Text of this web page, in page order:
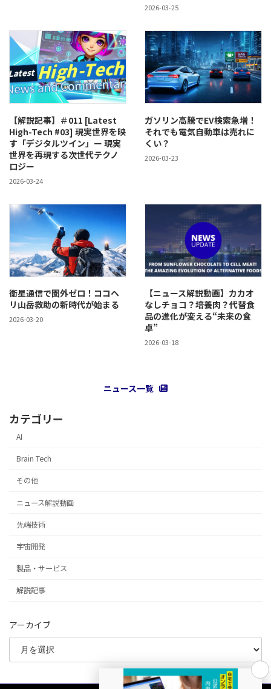
2026-03-25
【解説記事】＃011 [Latest
High-Tech #03] 現実世界を映
す「デジタルツイン」ー 現実
世界を再現する次世代テクノ
ロジー
2026-03-24
ガソリン高騰でEV検索急増！
それでも電気自動車は売れに
くい？
2026-03-23
衛星通信で圏外ゼロ！ココヘ
リ山岳救助の新時代が始まる
2026-03-20
【ニュース解説動画】カカオ
なしチョコ？培養肉？代替食
品の進化が変える“未来の食
卓”
2026-03-18
ニュース一覧
カテゴリー
AI
Brain Tech
その他
ニュース解説動画
先端技術
宇宙開発
製品・サービス
解説記事
アーカイブ